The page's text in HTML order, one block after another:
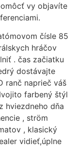
vy objavíte
čísle 85
hráčov
. čas začiatku
dostávajte
ranč naprieč váš
farbený štýl
hviezdneho dňa
, ström
, klasický
vidieť,úplne